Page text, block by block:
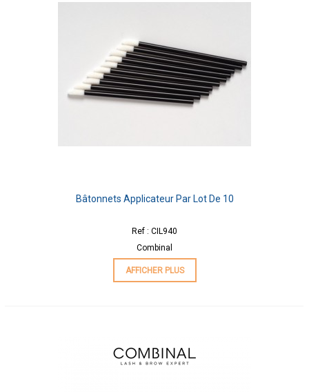
Bâtonnets Applicateur Par Lot De 10
Ref : CIL940
Combinal
AFFICHER PLUS